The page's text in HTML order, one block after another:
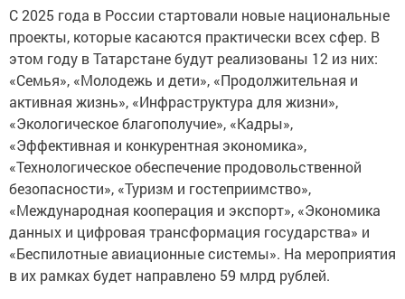
С 2025 года в России стартовали новые национальные
проекты, которые касаются практически всех сфер. В
этом году в Татарстане будут реализованы 12 из них:
«Семья», «Молодежь и дети», «Продолжительная и
активная жизнь», «Инфраструктура для жизни»,
«Экологическое благополучие», «Кадры»,
«Эффективная и конкурентная экономика»,
«Технологическое обеспечение продовольственной
безопасности», «Туризм и гостеприимство»,
«Международная кооперация и экспорт», «Экономика
данных и цифровая трансформация государства» и
«Беспилотные авиационные системы». На мероприятия
в их рамках будет направлено 59 млрд рублей.